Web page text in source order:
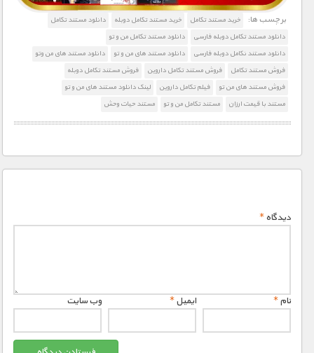
برچسب ها: خرید مستند تکامل خرید مستند تکامل دوبله
دانلود مستند تکامل
دانلود مستند تکامل دوبله فارسی
دانلود مستند تکامل من و تو
دانلود مستند نکامل دوبله فارسی
دانلود مستند های من و تو
دانلود مستند های من وتو
فروش مستند تکامل
فروش مستند تکامل داروین
فروش مستند تکامل دوبله
فروش مستند های من تو
فیلم تکامل داروین
لینک دانلود مستند های من و تو
مستند با قیمت ارزان
مستند تکامل من و تو مستند حیات وحش
دیدگاه*
نام* ایمیل* وب‌ سایت